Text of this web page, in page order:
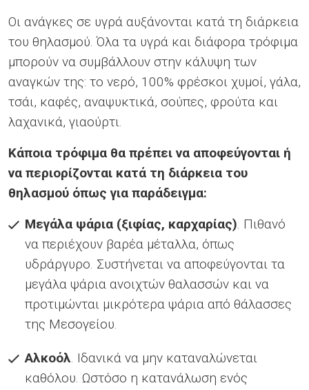
Οι ανάγκες σε υγρά αυξάνονται κατά τη διάρκεια
του θηλασμού. Όλα τα υγρά και διάφορα τρόφιμα
μπορούν να συμβάλλουν στην κάλυψη των
αναγκών της: το νερό, 100% φρέσκοι χυμοί, γάλα,
τσάι, καφές, αναψυκτικά, σούπες, φρούτα και
λαχανικά, γιαούρτι.
Κάποια τρόφιμα θα πρέπει να αποφεύγονται ή
να περιορίζονται κατά τη διάρκεια του
θηλασμού όπως για παράδειγμα:
Μεγάλα ψάρια (ξιφίας, καρχαρίας). Πιθανό
να περιέχουν βαρέα μέταλλα, όπως
υδράργυρο. Συστήνεται να αποφεύγονται τα
μεγάλα ψάρια ανοιχτών θαλασσών και να
προτιμώνται μικρότερα ψάρια από θάλασσες
της Μεσογείου.
Αλκοόλ. Ιδανικά να μην καταναλώνεται
καθόλου. Ωστόσο η κατανάλωση ενός